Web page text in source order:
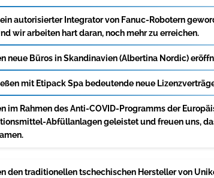
autorisierter Integrator von Fanuc-Robotern
wir arbeiten hart daran, noch mehr zu erreichen.
neue Büros in Skandinavien (Albertina Nordic)
mit Etipack Spa bedeutende neue
im Rahmen des Anti-COVID-Programms der
Abfüllanlagen geleistet und freuen uns,
den traditionellen tschechischen Hersteller von